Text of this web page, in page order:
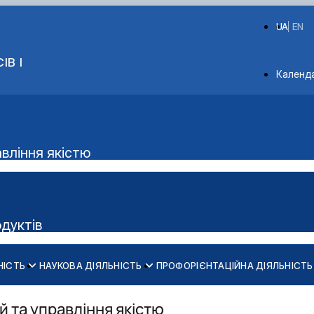
І
EN
UA
якістю
Аудиторний фонд
НАУКОВА ДІЯЛЬНІСТЬ ПРОФОРІЄНТАЦІЙНА ДІЯЛЬНІСТЬ
м'яса"управління якістю